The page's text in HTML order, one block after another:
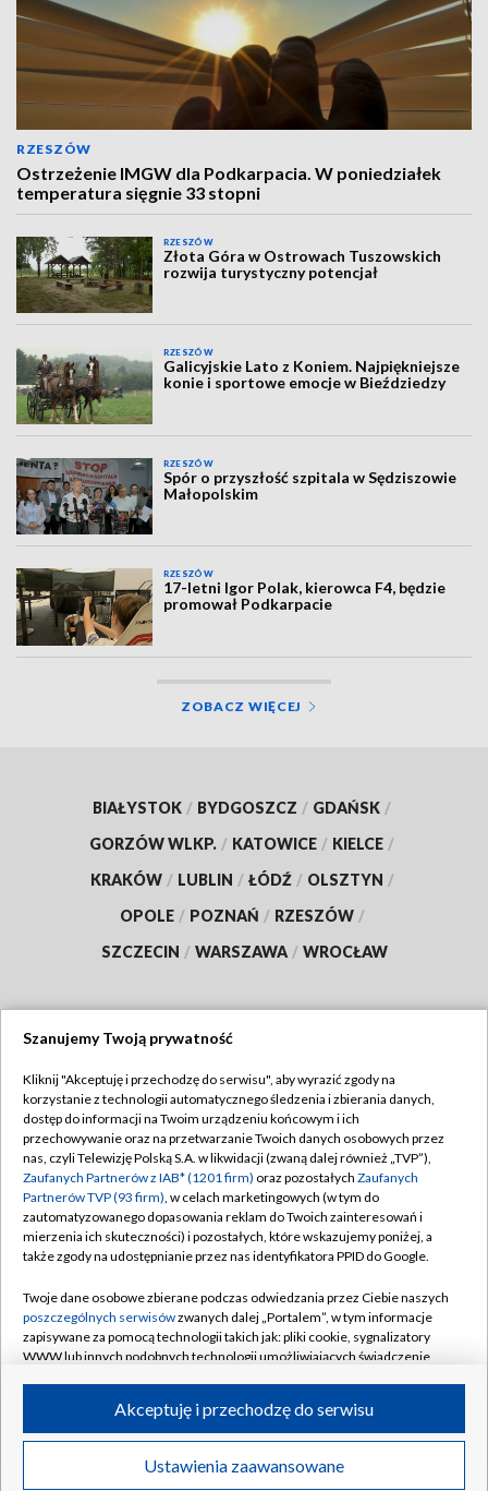
RZESZÓW
Ostrzeżenie IMGW dla Podkarpacia. W poniedziałek
temperatura sięgnie 33 stopni
RZESZÓW
Złota Góra w Ostrowach Tuszowskich
rozwija turystyczny potencjał
RZESZÓW
Galicyjskie Lato z Koniem. Najpiękniejsze
konie i sportowe emocje w Bieździedzy
RZESZÓW
Spór o przyszłość szpitala w Sędziszowie
Małopolskim
RZESZÓW
17-letni Igor Polak, kierowca F4, będzie
promował Podkarpacie
ZOBACZ WIĘCEJ
BIAŁYSTOK / BYDGOSZCZ / GDAŃSK /
GORZÓW WLKP. / KATOWICE / KIELCE /
KRAKÓW / LUBLIN / ŁÓDŹ / OLSZTYN /
OPOLE / POZNAŃ / RZESZÓW /
SZCZECIN / WARSZAWA / WROCŁAW
TVP
Abonament TVP
Emisja w TVP
Centrum informacji TVP
Naziemna Telewizja Cyfrowa
Rada Programowa
System NOS
Informacje o nadawcy
Program dla prasy
Regulamin TVP
Polityka prywatności
Moje zgody
Pomoc
Kontakt
Kanały
©2026 Telewizja Polska S.A. w likwidacji
Szanujemy Twoją prywatność
Kliknij "Akceptuję i przechodzę do serwisu", aby wyrazić zgody na
korzystanie z technologii automatycznego śledzenia i zbierania danych,
dostęp do informacji na Twoim urządzeniu końcowym i ich
przechowywanie oraz na przetwarzanie Twoich danych osobowych przez
nas, czyli Telewizję Polską S.A. w likwidacji (zwaną dalej również „TVP”),
Zaufanych Partnerów z IAB* (1201 firm) oraz pozostałych Zaufanych
Partnerów TVP (93 firm), w celach marketingowych (w tym do
zautomatyzowanego dopasowania reklam do Twoich zainteresowań i
mierzenia ich skuteczności) i pozostałych, które wskazujemy poniżej, a
także zgody na udostępnianie przez nas identyfikatora PPID do Google.
Twoje dane osobowe zbierane podczas odwiedzania przez Ciebie naszych
poszczególnych serwisówzwanych dalej „Portalem”, w tym informacje
zapisywane za pomocą technologii takich jak: pliki cookie, sygnalizatory
WWW lub innych podobnych technologii umożliwiających świadczenie
ruchu w Internecie.
Twoje dane osobowe zbierane podczas odwiedzania przez Ciebie
poszczególnych serwisówna Portalu, takie jak adresy IP, identyfikatory
Ustawienia zaawansowane
Akceptuję i przechodzę do serwisu